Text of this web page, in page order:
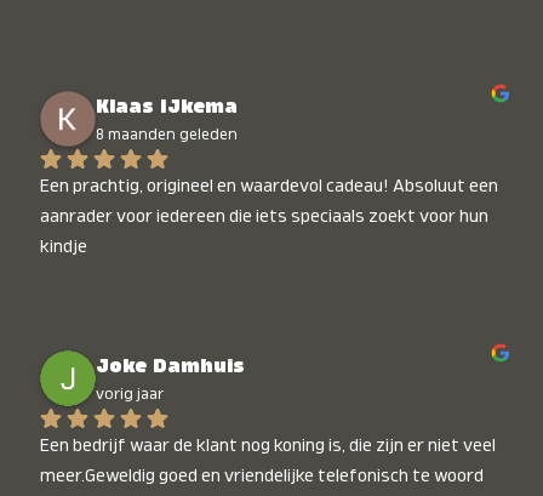
Klaas IJkema
8 maanden geleden
Een prachtig, origineel en waardevol cadeau! Absoluut een
aanrader voor iedereen die iets speciaals zoekt voor hun
kindje
Joke Damhuis
vorig jaar
Een bedrijf waar de klant nog koning is, die zijn er niet veel
meer.Geweldig goed en vriendelijke telefonisch te woord